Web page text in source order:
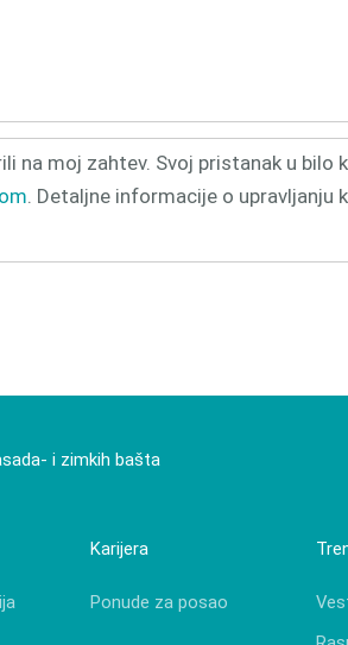
na moj zahtev. Svoj pristanak u bilo
. Detaljne informacije o upravljanju
i zimkih bašta
Karijera
Ponude za posao